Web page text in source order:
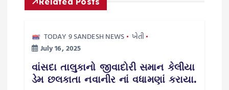
TODAY 9 SANDESH NEWS
ખેતી
July 16, 2025
વાંસદા તાલુકાનો જીવાદોરી સમાન કેલીયા
ડેમ છલકાતા નવાનીર નાં વધામણાં કરાયા.